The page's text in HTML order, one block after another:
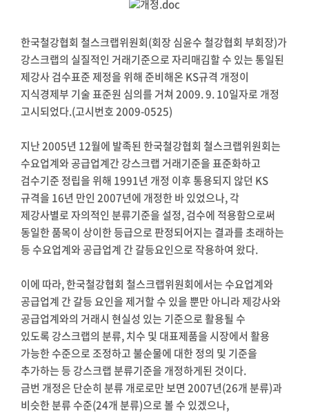
한국철강협회 철스크랩위원회(회장 심윤수 철강협회 부회장)가
강스크랩의 실질적인 거래기준으로 자리매김할 수 있는 통일된
제강사 검수표준 제정을 위해 준비해온 KS규격 개정이
지식경제부 기술 표준원 심의를 거쳐 2009. 9. 10일자로 개정
고시되었다.(고시번호 2009-0525)
지난 2005년 12월에 발족된 한국철강협회 철스크랩위원회는
수요업계와 공급업계간 강스크랩 거래기준을 표준화하고
검수기준 정립을 위해 1991년 개정 이후 통용되지 않던 KS
규격을 16년 만인 2007년에 개정한 바 있었으나, 각
제강사별로 자의적인 분류기준을 설정, 검수에 적용함으로써
동일한 품목이 상이한 등급으로 판정되어지는 결과를 초래하는
등 수요업계와 공급업계 간 갈등요인으로 작용하여 왔다.
이에 따라, 한국철강협회 철스크랩위원회에서는 수요업계와
공급업계 간 갈등 요인을 제거할 수 있을 뿐만 아니라 제강사와
공급업계와의 거래시 현실성 있는 기준으로 활용될 수
있도록 강스크랩의 분류, 치수 및 대표제품을 시장에서 활용
가능한 수준으로 조정하고 불순물에 대한 정의 및 기준을
추가하는 등 강스크랩 분류기준을 개정하게된 것이다.
금번 개정은 단순히 분류 개로로만 보면 2007년(26개 분류)과
비슷한 분류 수준(24개 분류)으로 볼 수 있겠으나,